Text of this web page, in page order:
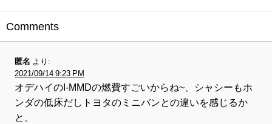
Comments
匿名 より:
2021/09/14 9:23 PM
オデハイのI-MMDの燃費すごいからね~、シャシーもホ
ンダの低床だしトヨタのミニバンとの違いを感じるか
と。